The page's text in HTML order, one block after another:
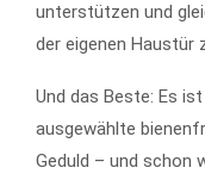
unterstützen und
der eigenen Haustür
Und das Beste: Es
ausgewählte
Geduld – und schon